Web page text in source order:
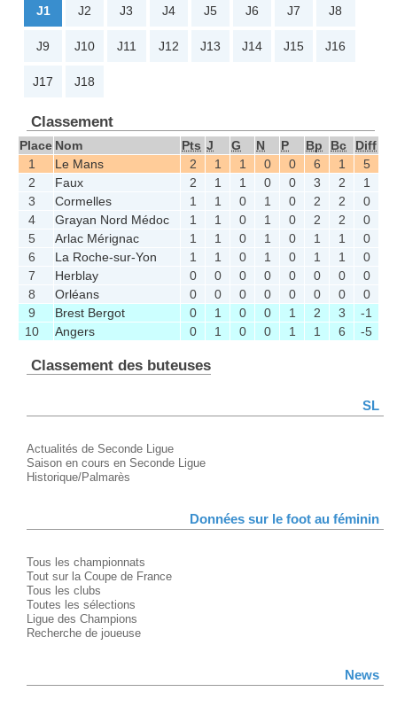
J1 J2 J3 J4 J5 J6 J7 J8
J9 J10 J11 J12 J13 J14 J15 J16
J17 J18
Classement
Place Nom Pts J G N P Bp Bc
Diff
1
Le Mans 2 1 1 0 0 6 1
5
2
Faux 2 1 1 0 0 3 2
1
3
Cormelles 1 1 0 1 0 2 2
0
4
Grayan Nord Médoc 1 1 0 1 0 2 2
0
5
Arlac Mérignac 1 1 0 1 0 1 1
0
6
La Roche-sur-Yon 1 1 0 1 0 1 1
0
7
Herblay 0 0 0 0 0 0 0
0
8
Orléans 0 0 0 0 0 0 0
0
9
Brest Bergot 0 1 0 0 1 2 3
-1
10
Angers 0 1 0 0 1 1 6 -5
Classement des buteuses
SL
Actualités de Seconde Ligue
Saison en cours en Seconde Ligue
Historique/Palmarès
Données sur le foot au féminin
Tous les championnats
Tout sur la Coupe de France
Tous les clubs
Toutes les sélections
Ligue des Champions
Recherche de joueuse
News